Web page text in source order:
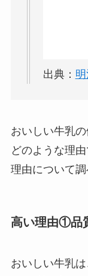
出典：
おいしい牛乳
どのような理
理由について調
高い理由①品
おいしい牛乳